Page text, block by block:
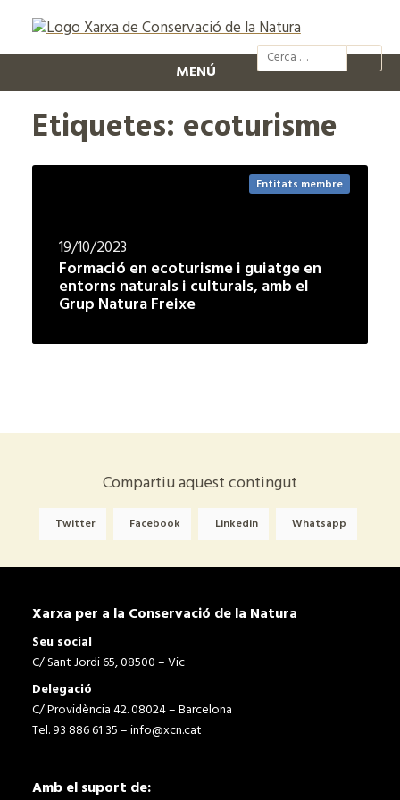
@xcn.cat
MENÚ
Etiquetes: ecoturisme
19/10/2023
Formació en ecoturisme i guiatge en
entorns naturals i culturals, amb el
Grup Natura Freixe
Entitats membre
Compartiu aquest contingut
Twitter Facebook Linkedin Whatsapp
Xarxa per a la Conservació de la Natura
Seu social
C/ Sant Jordi 65, 08500 – Vic
Delegació
C/ Providència 42. 08024 – Barcelona
Tel. 93 886 61 35 –info@xcn.cat
Amb el suport de: